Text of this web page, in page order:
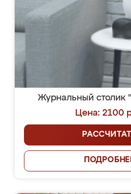
Журнальный столик
Цена: 2100